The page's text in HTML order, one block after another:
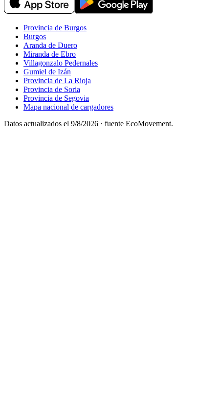
Provincia de Burgos
Burgos
Aranda de Duero
Miranda de Ebro
Villagonzalo Pedernales
Gumiel de Izán
Provincia de La Rioja
Provincia de Soria
Provincia de Segovia
Mapa nacional de cargadores
Datos actualizados el 9/8/2026 · fuente EcoMovement.